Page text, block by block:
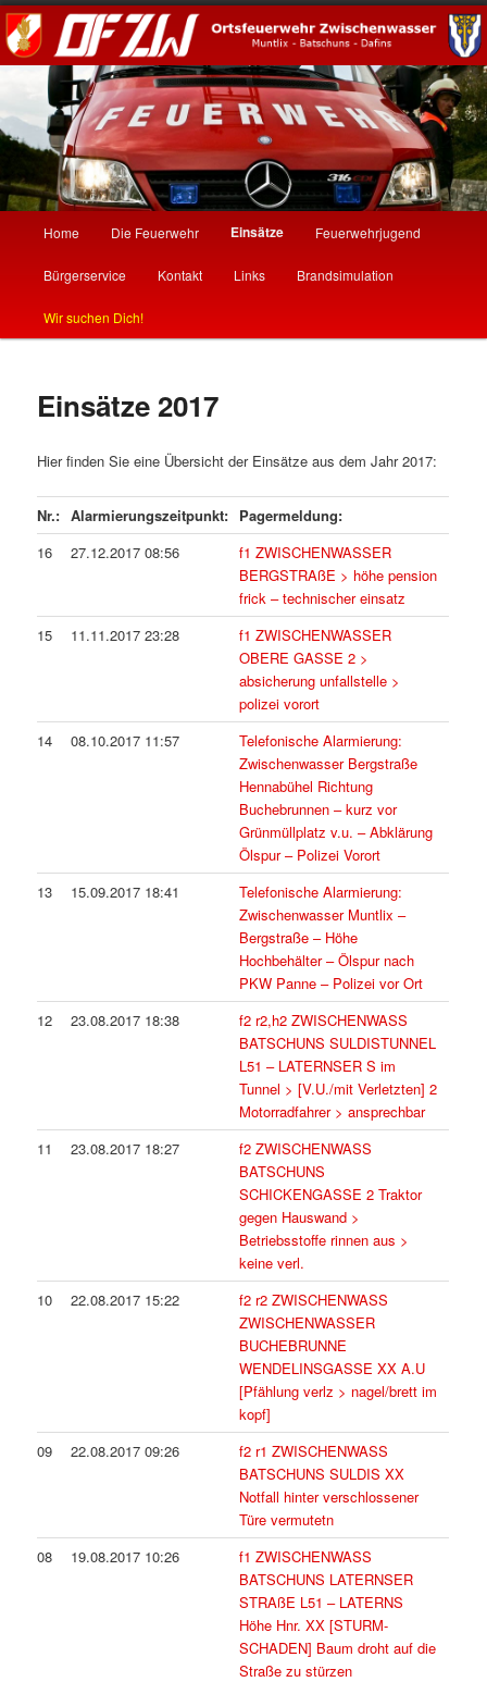
Zum
primären
Inhalt
Zum
sekundären
Inhalt
Home Die Feuerwehr Einsätze Feuerwehrjugend
Bürgerservice Kontakt Links Brandsimulation
Wir suchen Dich!
Einsätze 2017
Hier finden Sie eine Übersicht der Einsätze aus dem Jahr 2017:
Nr.: Alarmierungszeitpunkt: Pagermeldung:
16
27.12.2017 08:56
f1 ZWISCHENWASSER
BERGSTRAßE > höhe pension
frick – technischer einsatz
15
11.11.2017 23:28
f1 ZWISCHENWASSER
OBERE GASSE 2 >
absicherung unfallstelle >
polizei vorort
14
08.10.2017 11:57
Telefonische Alarmierung:
Zwischenwasser Bergstraße
Hennabühel Richtung
Buchebrunnen – kurz vor
Grünmüllplatz v.u. – Abklärung
Ölspur – Polizei Vorort
13
15.09.2017 18:41
Telefonische Alarmierung:
Zwischenwasser Muntlix –
Bergstraße – Höhe
Hochbehälter – Ölspur nach
PKW Panne – Polizei vor Ort
12
23.08.2017 18:38
f2 r2,h2 ZWISCHENWASS
BATSCHUNS SULDISTUNNEL
L51 – LATERNSER S im
Tunnel > [V.U./mit Verletzten] 2
Motorradfahrer > ansprechbar
11
23.08.2017 18:27
f2 ZWISCHENWASS
BATSCHUNS
SCHICKENGASSE 2 Traktor
gegen Hauswand >
Betriebsstoffe rinnen aus >
keine verl.
10
22.08.2017 15:22
f2 r2 ZWISCHENWASS
ZWISCHENWASSER
BUCHEBRUNNE
WENDELINSGASSE XX A.U
[Pfählung verlz > nagel/brett im
kopf]
09
22.08.2017 09:26
f2 r1 ZWISCHENWASS
BATSCHUNS SULDIS XX
Notfall hinter verschlossener
Türe vermutetn
08
19.08.2017 10:26
f1 ZWISCHENWASS
BATSCHUNS LATERNSER
STRAßE L51 – LATERNS
Höhe Hnr. XX [STURM-
SCHADEN] Baum droht auf die
Straße zu stürzen